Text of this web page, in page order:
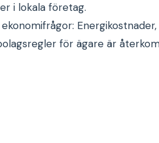
i lokala företag.
för ägare är